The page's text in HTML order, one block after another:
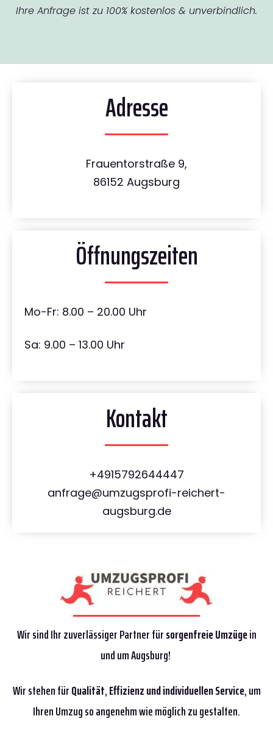
Ihre Anfrage ist zu 100% kostenlos & unverbindlich.
Adresse
Frauentorstraße 9,
86152 Augsburg
Öffnungszeiten
Mo-Fr: 8.00 – 20.00 Uhr
Sa: 9.00 – 13.00 Uhr
Kontakt
+4915792644447
anfrage@umzugsprofi-reichert-
augsburg.de
Wir sind Ihr zuverlässiger Partner fürsorgenfreie Umzügein
und um Augsburg!
Wir stehen fürQualität,Effizienzund individuellen Service, um
Ihren Umzug so angenehm wie möglich zu gestalten.